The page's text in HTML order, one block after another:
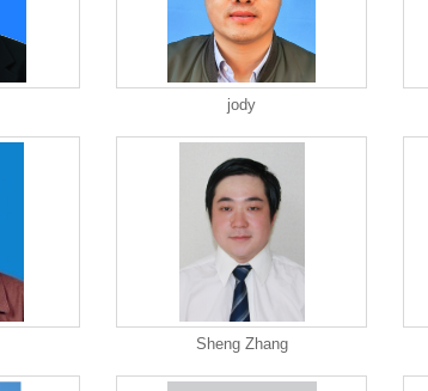
jody
Sheng Zhang